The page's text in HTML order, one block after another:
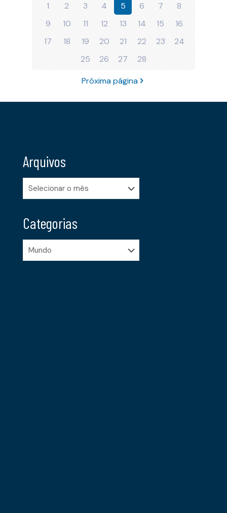
1 2 3 4 5 6 7
8
9
10 11 12 13 14 15
16
17
18 19 20 21 22 23
24
25
26 27 28
Próxima página
Arquivos
Arquivos
Categorias
Categorias